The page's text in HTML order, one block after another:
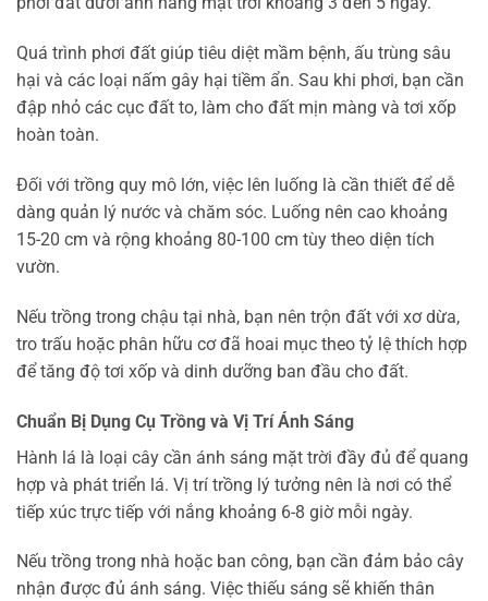
Quá trình phơi đất giúp tiêu diệt mầm bệnh, ấu trùng sâu
hại và các loại nấm gây hại tiềm ẩn. Sau khi phơi, bạn cần
đập nhỏ các cục đất to, làm cho đất mịn màng và tơi xốp
hoàn toàn.
Đối với trồng quy mô lớn, việc lên luống là cần thiết để dễ
dàng quản lý nước và chăm sóc. Luống nên cao khoảng
15-20 cm và rộng khoảng 80-100 cm tùy theo diện tích
vườn.
Nếu trồng trong chậu tại nhà, bạn nên trộn đất với xơ dừa,
tro trấu hoặc phân hữu cơ đã hoai mục theo tỷ lệ thích hợp
để tăng độ tơi xốp và dinh dưỡng ban đầu cho đất.
Chuẩn Bị Dụng Cụ Trồng và Vị Trí Ánh Sáng
Hành lá là loại cây cần ánh sáng mặt trời đầy đủ để quang
hợp và phát triển lá. Vị trí trồng lý tưởng nên là nơi có thể
tiếp xúc trực tiếp với nắng khoảng 6-8 giờ mỗi ngày.
Nếu trồng trong nhà hoặc ban công, bạn cần đảm bảo cây
nhận được đủ ánh sáng. Việc thiếu sáng sẽ khiến thân